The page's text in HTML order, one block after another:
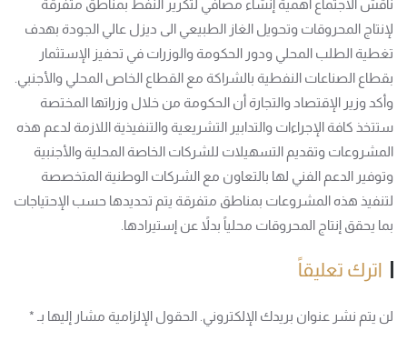
ناقش الاجتماع أهمية إنشاء مصافي لتكرير النفط بمناطق متفرقة
لإنتاج المحروقات وتحويل الغاز الطبيعي الى ديزل عالي الجودة بهدف
تغطية الطلب المحلي ودور الحكومة والوزرات في تحفيز الإستثمار
بقطاع الصناعات النفطية بالشراكة مع القطاع الخاص المحلي والأجنبي.
وأكد وزير الإقتصاد والتجارة أن الحكومة من خلال وزراتها المختصة
ستتخذ كافة الإجراءات والتدابير التشريعية والتنفيذية اللازمة لدعم هذه
المشروعات وتقديم التسهيلات للشركات الخاصة المحلية والأجنبية
وتوفير الدعم الفني لها بالتعاون مع الشركات الوطنية المتخصصة
لتنفيذ هذه المشروعات بمناطق متفرقة يتم تحديدها حسب الإحتياجات
بما يحقق إنتاج المحروقات محلياً بدلاً عن إستيرادها.
اترك تعليقاً
لن يتم نشر عنوان بريدك الإلكتروني. الحقول الإلزامية مشار إليها بـ *